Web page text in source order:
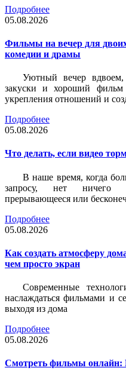
Подробнее
05.08.2026
Фильмы на вечер для
комедии и драмы
Уютный вечер
закуски и хороший
укрепления отношений и
Подробнее
05.08.2026
Что делать, если видео
В наше время, когда
запросу, нет ничего
прерывающееся или
Подробнее
05.08.2026
Как создать атмосферу
чем просто экран
Современные
наслаждаться фильмами и
выходя из дома
Подробнее
05.08.2026
Смотреть фильмы онлайн: